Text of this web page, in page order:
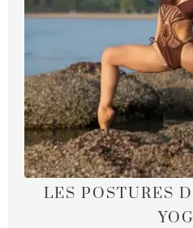
LES POSTURES